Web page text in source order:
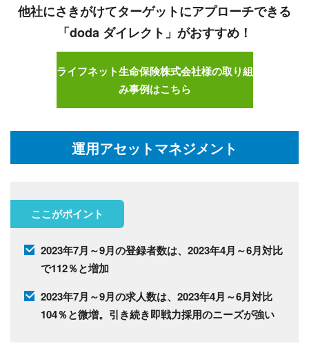
他社にさきがけてターゲットにアプローチできる
「doda ダイレクト」がおすすめ！
ライフネット生命保険株式会社様の取り組
み事例はこちら
運用アセットマネジメント
ここがポイント
2023年7月～9月の登録者数は、2023年4月～6月対比
で112％と増加
2023年7月～9月の求人数は、2023年4月～6月対比
104％と微増。引き続き即戦力採用のニーズが強い